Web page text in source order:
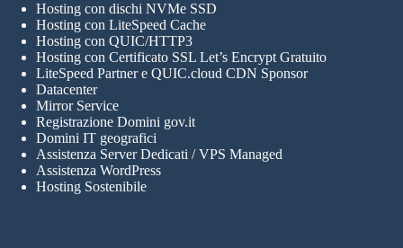
Hosting con dischi NVMe SSD
Hosting con LiteSpeed Cache
Hosting con QUIC/HTTP3
Hosting con Certificato SSL Let’s Encrypt Gratuito
LiteSpeed Partner e QUIC.cloud CDN Sponsor
Datacenter
Mirror Service
Registrazione Domini gov.it
Domini IT geografici
Assistenza Server Dedicati / VPS Managed
Assistenza WordPress
Hosting Sostenibile